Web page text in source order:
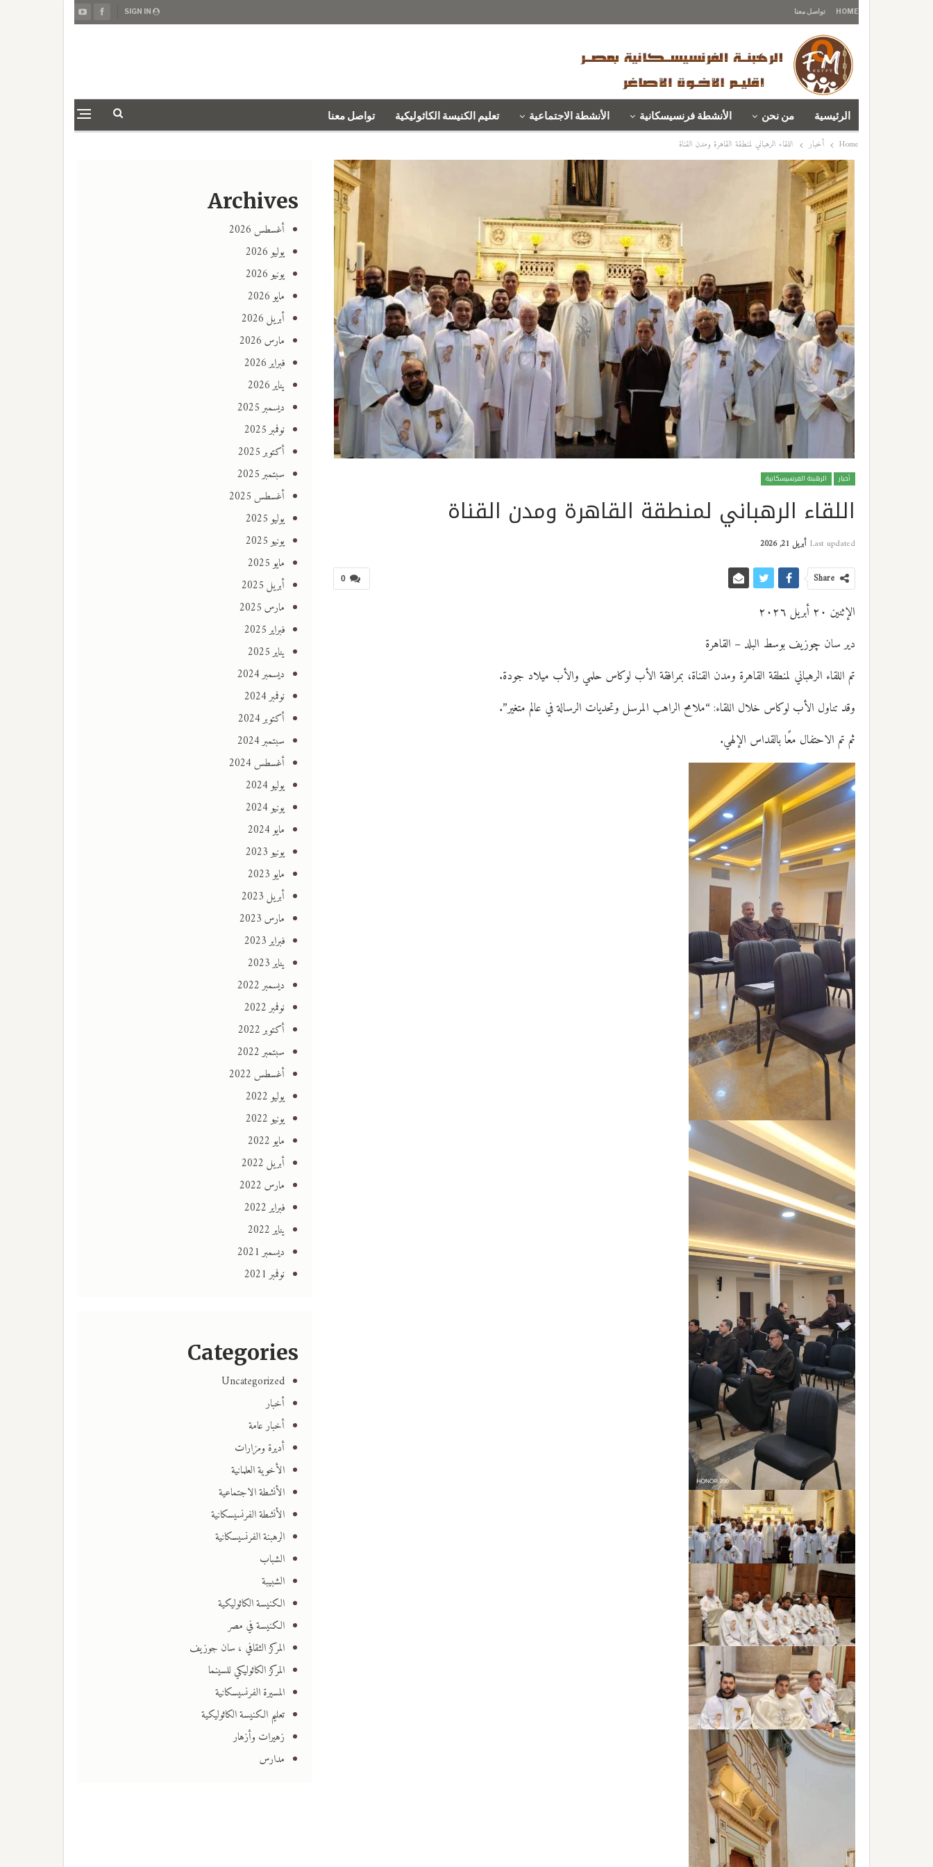
HOME تواصل معنا
الرئيسية من نحن الأنشطة فرنسيسكانية الأنشطة الاجتماعية تعليم الكنيسة الكاثوليكية تواصل معنا
Home أخبار اللقاء الرهباني لمنطقة القاهرة ومدن القناة
أخبار الرهبنة الفرنسيسكانية
اللقاء الرهباني لمنطقة القاهرة ومدن القناة
Last updated أبريل 21, 2026
0 Share
الإثنين ٢٠ أبريل ٢٠٢٦
دير سان چوزيف بوسط البلد – القاهرة
تم اللقاء الرهباني لمنطقة القاهرة ومدن القناة، بمرافقة الأب لوكاس حلمي والأب ميلاد جودة.
وقد تناول الأب لوكاس خلال اللقاء: “ملامح الراهب المرسل وتحديات الرسالة في عالم متغير”.
ثم تم الاحتفال معًا بالقداس الإلهي.
Archives
أغسطس 2026
يوليو 2026
يونيو 2026
مايو 2026
أبريل 2026
مارس 2026
فبراير 2026
يناير 2026
ديسمبر 2025
نوفمبر 2025
أكتوبر 2025
سبتمبر 2025
أغسطس 2025
يوليو 2025
يونيو 2025
مايو 2025
أبريل 2025
مارس 2025
فبراير 2025
يناير 2025
ديسمبر 2024
نوفمبر 2024
أكتوبر 2024
سبتمبر 2024
أغسطس 2024
يوليو 2024
يونيو 2024
مايو 2024
يونيو 2023
مايو 2023
أبريل 2023
مارس 2023
فبراير 2023
يناير 2023
ديسمبر 2022
نوفمبر 2022
أكتوبر 2022
سبتمبر 2022
أغسطس 2022
يوليو 2022
يونيو 2022
مايو 2022
أبريل 2022
مارس 2022
فبراير 2022
يناير 2022
ديسمبر 2021
نوفمبر 2021
Categories
Uncategorized
أخبار
أخبار عامة
أديرة ومزارات
الأخوية العلمانية
الأنشطة الاجتماعية
الأنشطة الفرنسيسكانية
الرهبنة الفرنسيسكانية
الشباب
الشبيبة
الكنيسة الكاثوليكية
الكنيسة في مصر
المركز الثقافي ، سان جوزيف
المركز الكاثوليكي للسينما
المسيرة الفرنسيسكانية
تعليم الكنيسة الكاثوليكية
زهيرات وأزهار
مدارس